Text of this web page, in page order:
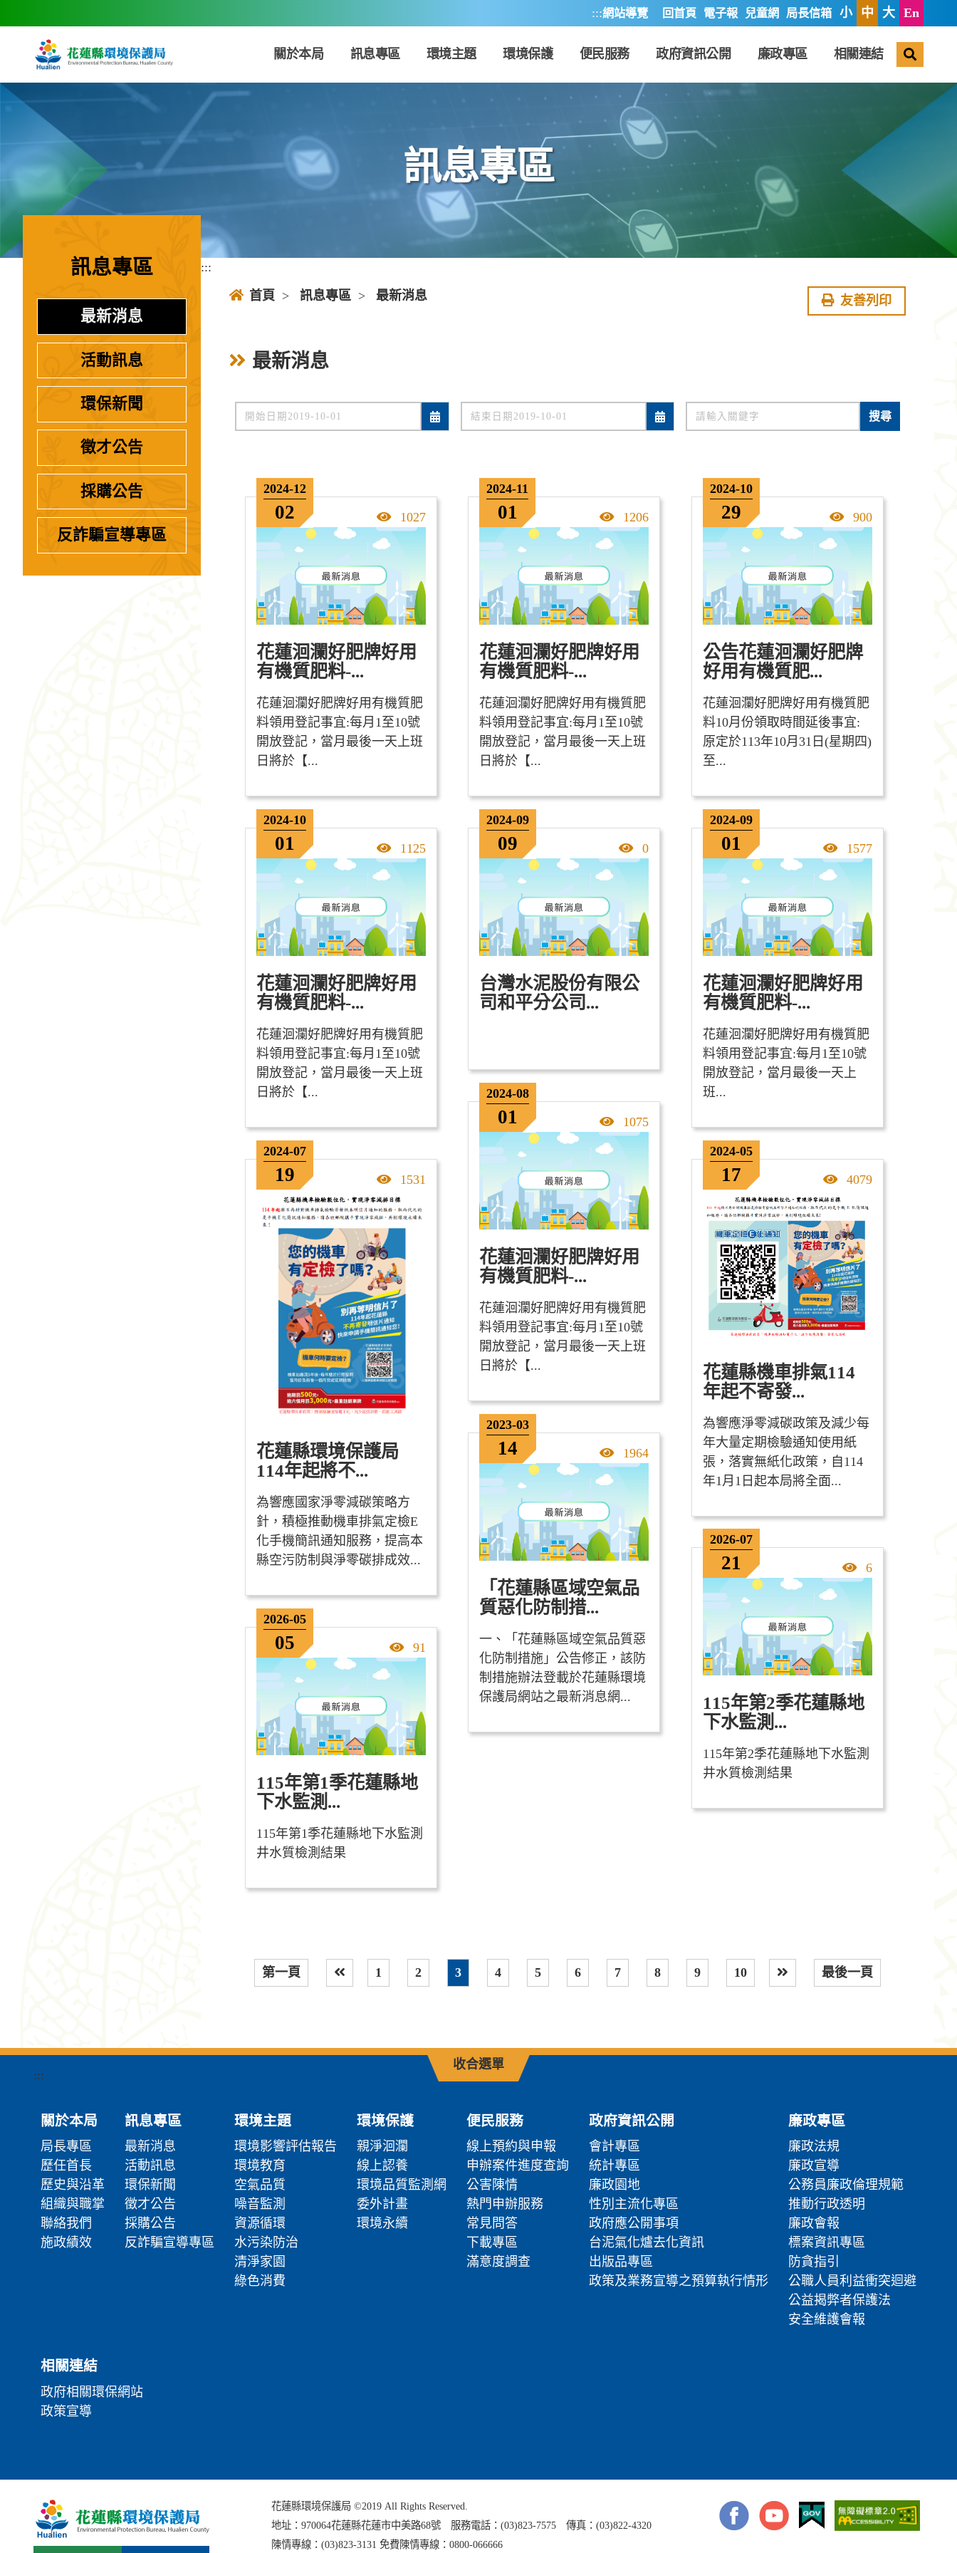
:::網站導覽 回首頁 電子報 兒童網 局長信箱 小 中 大 En
關於本局 訊息專區 環境主題 環境保護 便民服務 政府資訊公開 廉政專區 相關連結
訊息專區
訊息專區
最新消息
活動訊息
環保新聞
徵才公告
採購公告
反詐騙宣導專區
:::
首頁 > 訊息專區 > 最新消息 友善列印
最新消息
關鍵字 搜尋
2024-12
02 點擊率
1027
花蓮洄瀾好肥牌好用
有機質肥料-...
花蓮洄瀾好肥牌好用有機質肥
料領用登記事宜: ​ 每月1至10號
開放登記，當月最後一天上班
日將於【...
2024-11
01 點擊率
1206
花蓮洄瀾好肥牌好用
有機質肥料-...
花蓮洄瀾好肥牌好用有機質肥
料領用登記事宜: ​ 每月1至10號
開放登記，當月最後一天上班
日將於【...
2024-10
29 點擊率
900
公告花蓮洄瀾好肥牌
好用有機質肥...
花蓮洄瀾好肥牌好用有機質肥
料10月份領取時間延後事宜:
原定於113年10月31日(星期四)
至...
2024-10
01 點擊率
1125
花蓮洄瀾好肥牌好用
有機質肥料-...
花蓮洄瀾好肥牌好用有機質肥
料領用登記事宜: ​ 每月1至10號
開放登記，當月最後一天上班
日將於【...
2024-09
09 點擊率
0
台灣水泥股份有限公
司和平分公司...
2024-09
01 點擊率
1577
花蓮洄瀾好肥牌好用
有機質肥料-...
花蓮洄瀾好肥牌好用有機質肥
料領用登記事宜: ​ 每月1至10號
開放登記，當月最後一天上
班...
2024-08
01 點擊率
1075
花蓮洄瀾好肥牌好用
有機質肥料-...
花蓮洄瀾好肥牌好用有機質肥
料領用登記事宜: ​ 每月1至10號
開放登記，當月最後一天上班
日將於【...
2024-07
19 點擊率
1531
花蓮縣環境保護局
114年起將不...
為響應國家淨零減碳策略方
針，積極推動機車排氣定檢E
化手機簡訊通知服務，提高本
縣空污防制與淨零碳排成效...
2024-05
17 點擊率
4079
花蓮縣機車排氣114
年起不寄發...
為響應淨零減碳政策及減少每
年大量定期檢驗通知使用紙
張，落實無紙化政策，自114
年1月1日起本局將全面...
2023-03
14 點擊率
1964
「花蓮縣區域空氣品
質惡化防制措...
一、「花蓮縣區域空氣品質惡
化防制措施」公告修正，該防
制措施辦法登載於花蓮縣環境
保護局網站之最新消息網...
2026-07
21 點擊率
6
115年第2季花蓮縣地
下水監測...
115年第2季花蓮縣地下水監測
井水質檢測結果
2026-05
05 點擊率
91
115年第1季花蓮縣地
下水監測...
115年第1季花蓮縣地下水監測
井水質檢測結果
第一頁
上一頁
1 2 3 4 5 6 7 8 9
10
下一頁
最後一頁
收合選單
:::
關於本局
局長專區
歷任首長
歷史與沿革
組織與職掌
聯絡我們
施政績效
訊息專區
最新消息
活動訊息
環保新聞
徵才公告
採購公告
反詐騙宣導專區
環境主題
環境影響評估報告
環境教育
空氣品質
噪音監測
資源循環
水污染防治
清淨家園
綠色消費
環境保護
親淨洄瀾
線上認養
環境品質監測網
委外計畫
環境永續
便民服務
線上預約與申報
申辦案件進度查詢
公害陳情
熱門申辦服務
常見問答
下載專區
滿意度調查
政府資訊公開
會計專區
統計專區
廉政園地
性別主流化專區
政府應公開事項
台泥氣化爐去化資訊
出版品專區
政策及業務宣導之預算執行情形
廉政專區
廉政法規
廉政宣導
公務員廉政倫理規範
推動行政透明
廉政會報
標案資訊專區
防貪指引
公職人員利益衝突迴避
公益揭弊者保護法
安全維護會報
相關連結
政府相關環保網站
政策宣導
花蓮縣環境保護局 ©2019 All Rights Reserved.
地址： 970064花蓮縣花蓮市中美路68號 服務電話：(03)823-7575 傳真：(03)822-4320
陳情專線：(03)823-3131 免費陳情專線：0800-066666